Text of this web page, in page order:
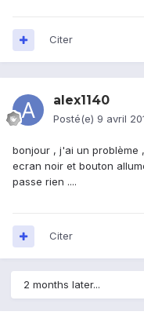
Citer
alex1140
Posté(e) 9 avril
bonjour , j'ai un problème
ecran noir et bouton
passe rien ....
Citer
2 months later...